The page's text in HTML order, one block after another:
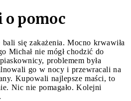
pomoc
się zakażenia. Mocno krwawiła
Michał nie mógł chodzić do
problemem była
go w nocy i przewracali na
Kupowali najlepsze maści, to
Nic nie pomagało. Kolejni